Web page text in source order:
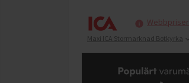
Webbpriser
Maxi ICA Stormarknad Botkyrka